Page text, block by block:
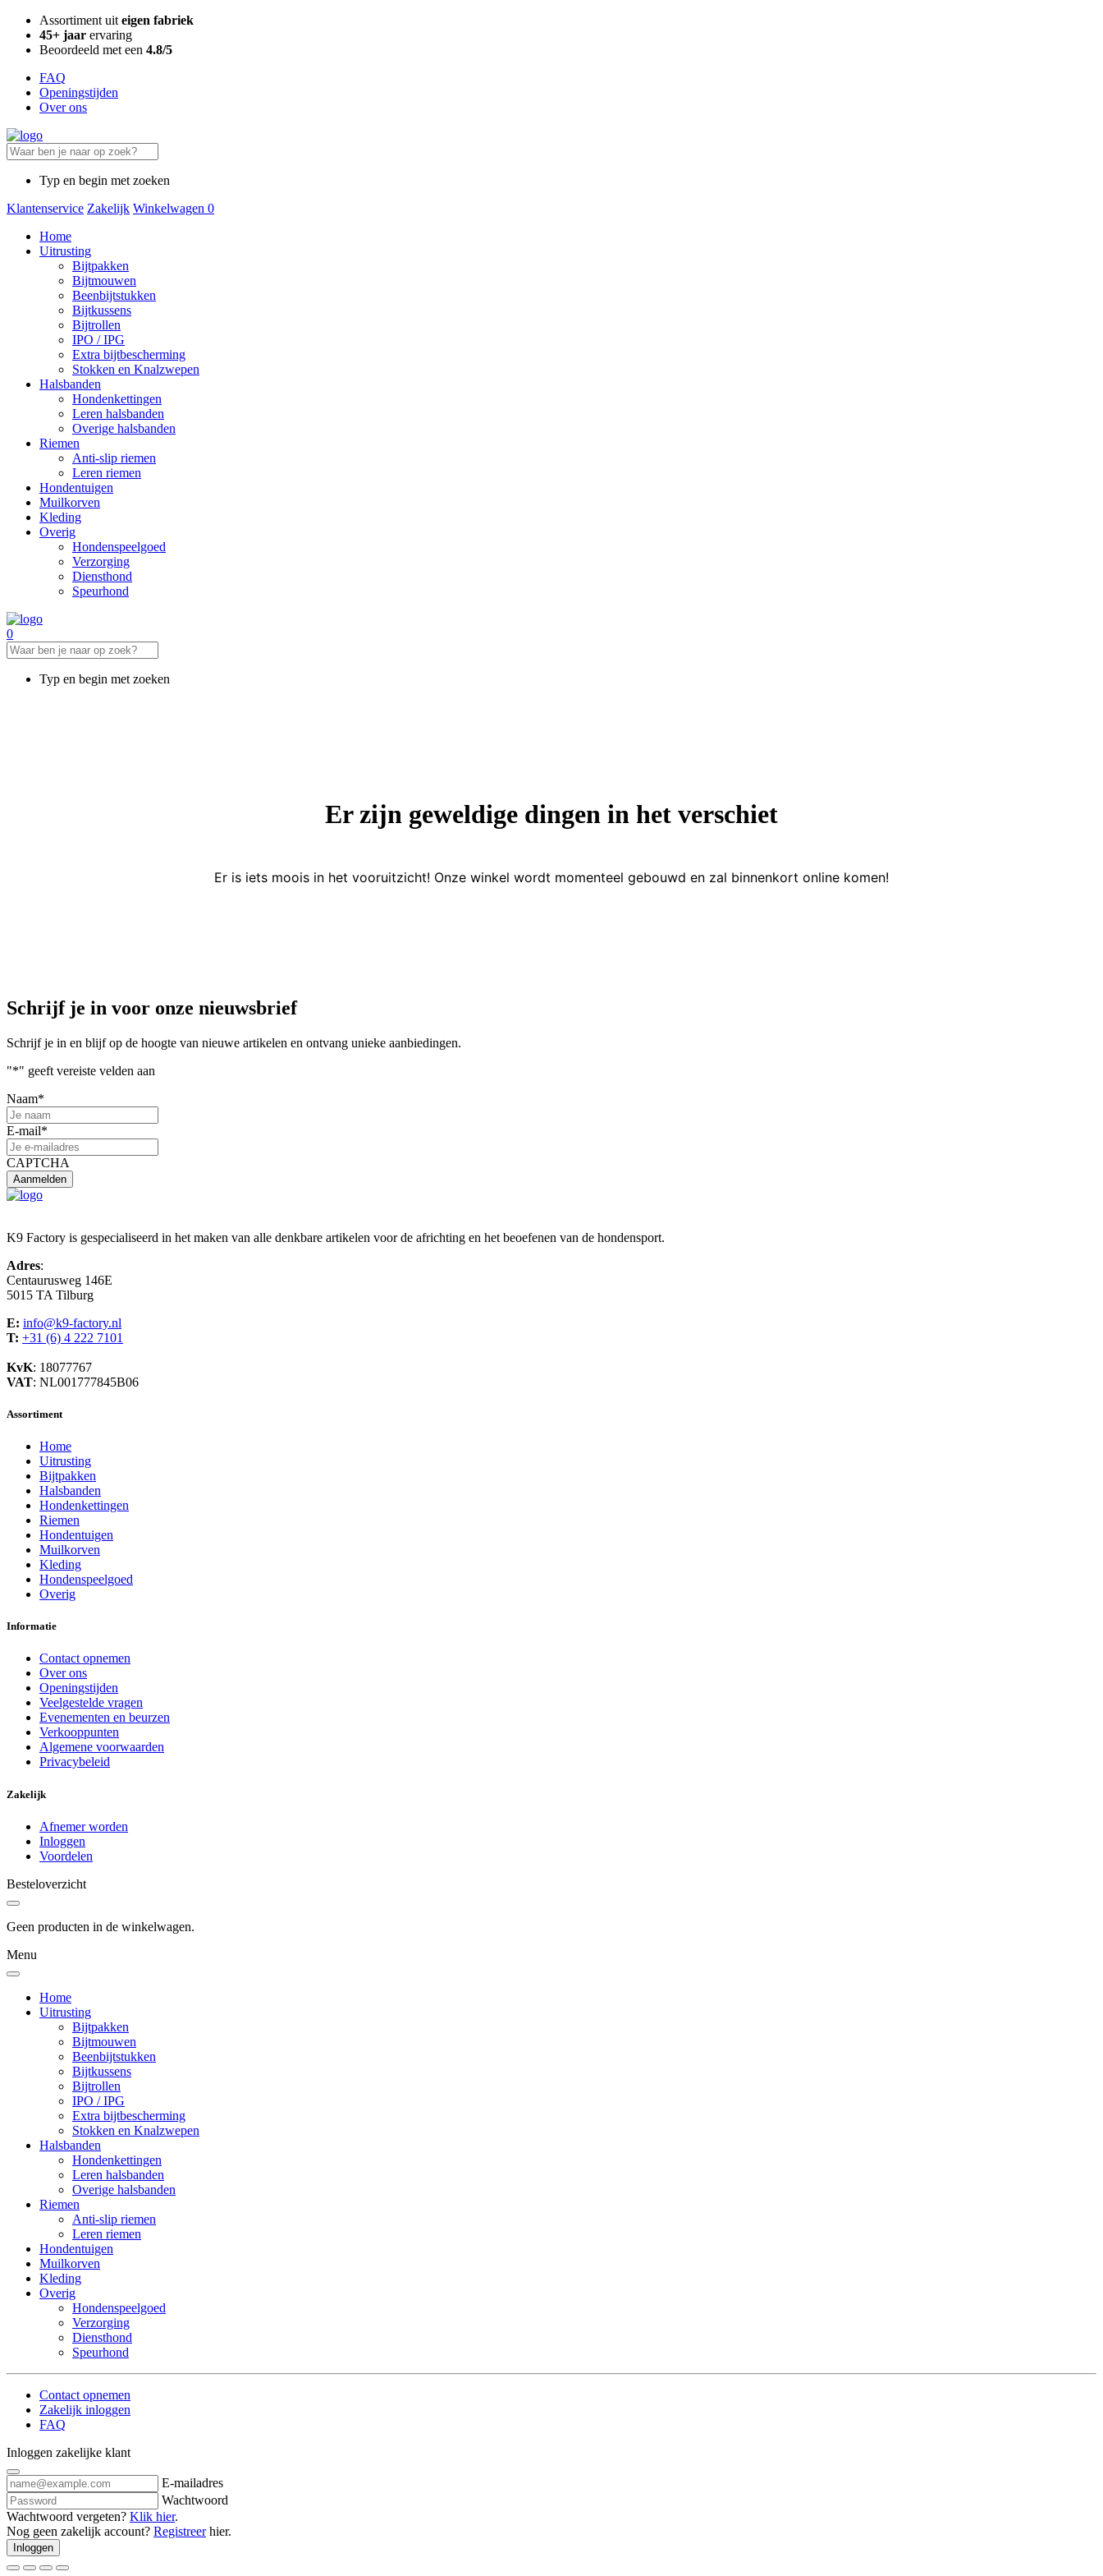
Assortiment uit eigen fabriek
45+ jaar ervaring
Beoordeeld met een 4.8/5
FAQ
Openingstijden
Over ons
Typ en begin met zoeken
Klantenservice Zakelijk Winkelwagen 0
Home
Uitrusting
Bijtpakken
Bijtmouwen
Beenbijtstukken
Bijtkussens
Bijtrollen
IPO / IPG
Extra bijtbescherming
Stokken en Knalzwepen
Halsbanden
Hondenkettingen
Leren halsbanden
Overige halsbanden
Riemen
Anti-slip riemen
Leren riemen
Hondentuigen
Muilkorven
Kleding
Overig
Hondenspeelgoed
Verzorging
Diensthond
Speurhond
0
Typ en begin met zoeken
Er zijn geweldige dingen in het verschiet
Er is iets moois in het vooruitzicht! Onze winkel wordt momenteel gebouwd en zal binnenkort online komen!
Schrijf je in voor onze nieuwsbrief
Schrijf je in en blijf op de hoogte van nieuwe artikelen en ontvang unieke aanbiedingen.
"*" geeft vereiste velden aan
Naam*
E-mail*
CAPTCHA
K9 Factory is gespecialiseerd in het maken van alle denkbare artikelen voor de africhting en het beoefenen van de hondensport.
Adres:
Centaurusweg 146E
5015 TA Tilburg
E: info@k9-factory.nl
T: +31 (6) 4 222 7101
KvK: 18077767
VAT: NL001777845B06
Assortiment
Home
Uitrusting
Bijtpakken
Halsbanden
Hondenkettingen
Riemen
Hondentuigen
Muilkorven
Kleding
Hondenspeelgoed
Overig
Informatie
Contact opnemen
Over ons
Openingstijden
Veelgestelde vragen
Evenementen en beurzen
Verkooppunten
Algemene voorwaarden
Privacybeleid
Zakelijk
Afnemer worden
Inloggen
Voordelen
Besteloverzicht
Geen producten in de winkelwagen.
Menu
Home
Uitrusting
Bijtpakken
Bijtmouwen
Beenbijtstukken
Bijtkussens
Bijtrollen
IPO / IPG
Extra bijtbescherming
Stokken en Knalzwepen
Halsbanden
Hondenkettingen
Leren halsbanden
Overige halsbanden
Riemen
Anti-slip riemen
Leren riemen
Hondentuigen
Muilkorven
Kleding
Overig
Hondenspeelgoed
Verzorging
Diensthond
Speurhond
Contact opnemen
Zakelijk inloggen
FAQ
Inloggen zakelijke klant
E-mailadres
Wachtwoord
Wachtwoord vergeten? Klik hier.
Nog geen zakelijk account? Registreerhier.
Inloggen